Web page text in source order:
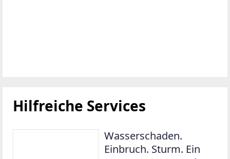
Hilfreiche Services
Wasserschaden.
Einbruch. Sturm. Ein